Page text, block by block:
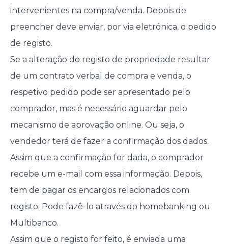
intervenientes na compra/venda. Depois de
preencher deve enviar, por via eletrónica, o pedido
de registo.
Se a alteração do registo de propriedade resultar
de um contrato verbal de compra e venda, o
respetivo pedido pode ser apresentado pelo
comprador, mas é necessário aguardar pelo
mecanismo de aprovação online. Ou seja, o
vendedor terá de fazer a confirmação dos dados.
Assim que a confirmação for dada, o comprador
recebe um e-mail com essa informação. Depois,
tem de pagar os encargos relacionados com
registo. Pode fazê-lo através do homebanking ou
Multibanco.
Assim que o registo for feito, é enviada uma